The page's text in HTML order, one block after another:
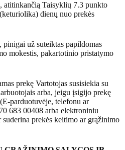
atitinkančią Taisyklių 7.3 punkto
dienų nuo prekės
už suteiktas papildomas
mokestis, pakartotinio pristatymo
prekę Vartotojas susisiekia su
arba, jeigu įsigijo prekę
parduotuvėje, telefonu ar
683 00408 arba elektroniniu
prekės keitimo ar grąžinimo